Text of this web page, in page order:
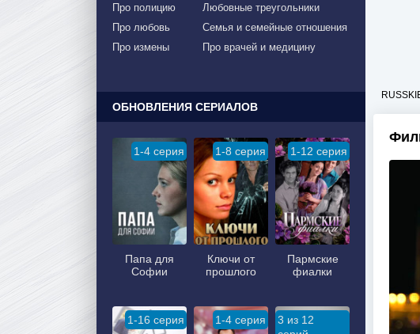
Про полицию
Про любовь
Про измены
Любовные треугольники
Семья и семейные отношения
Про врачей и медицину
ОБНОВЛЕНИЯ СЕРИАЛОВ
1-4 серия
Папа для
Софии
1-8 серия
Ключи от
прошлого
1-12 серия
Пармские
фиалки
1-16 серия 1-4 серия
3 из 12